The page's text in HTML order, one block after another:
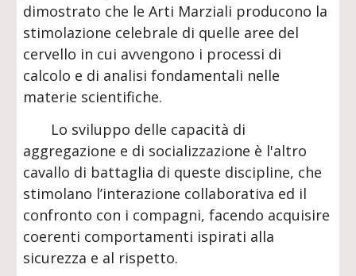
dimostrato che le Arti Marziali producono la
stimolazione celebrale di quelle aree del
cervello in cui avvengono i processi di
calcolo e di analisi fondamentali nelle
materie scientifiche.
Lo sviluppo delle capacità di
aggregazione e di socializzazione è l'altro
cavallo di battaglia di queste discipline, che
stimolano l’interazione collaborativa ed il
confronto con i compagni, facendo acquisire
coerenti comportamenti ispirati alla
sicurezza e al rispetto.